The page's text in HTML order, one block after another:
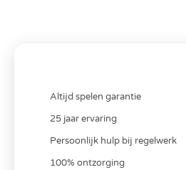
Altijd spelen garantie
25 jaar ervaring
Persoonlijk hulp bij regelwerk
100% ontzorging